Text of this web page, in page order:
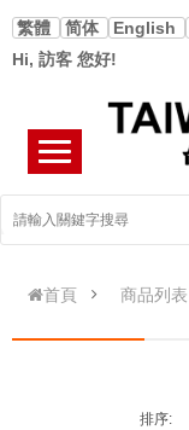
繁體 简体 English
Hi, 訪客 您好!
首頁 商品列表
排序: